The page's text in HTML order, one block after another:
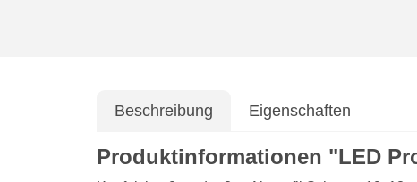
Beschreibung Eigenschaften
Produktinformationen "LED